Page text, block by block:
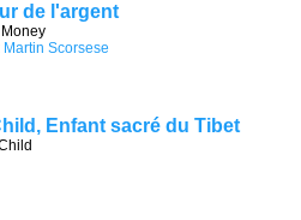
de l'argent
Martin Scorsese
Enfant sacré du Tibet